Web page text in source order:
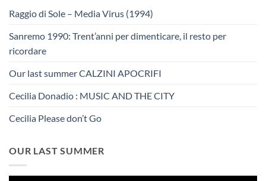
Raggio di Sole – Media Virus (1994)
Sanremo 1990: Trent’anni per dimenticare, il resto per
ricordare
Our last summer CALZINI APOCRIFI
Cecilia Donadio : MUSIC AND THE CITY
Cecilia Please don’t Go
OUR LAST SUMMER